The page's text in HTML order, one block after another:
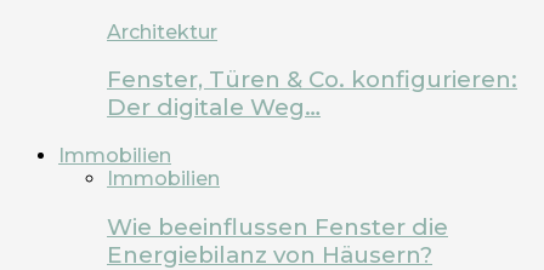
Architektur
Fenster, Türen & Co. konfigurieren:
Der digitale Weg…
Immobilien
Immobilien
Wie beeinflussen Fenster die
Energiebilanz von Häusern?